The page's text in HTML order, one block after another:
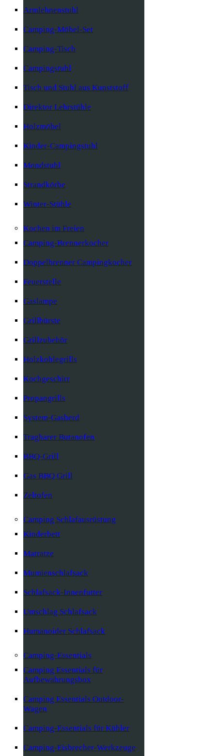
Armlehnenstuhl
Camping-Möbel-Set
Camping-Tisch
Campingstuhl
Tisch und Stuhl aus Kunststoff
Direktor Lehrstühle
Holzmöbel
Kinder-Campingstuhl
Mondstuhl
Strandkörbe
Winter-Stühle
Kochen im Freien
Camping-Brennerkocher
Doppelbrenner Campingkocher
Feuerstelle
Gaslampe
Grillbürste
Grillzubehör
Holzkohlegrills
Kochgeschirr
Propangrills
System-Gasherd
Tragbarer Butanofen
BBQ-Grill
Gas BBQ Grill
Zeltofen
Camping Schlafausrüstung
Kinderbett
Matratze
Mumienschlafsack
Schlafsack-Innenfutter
Umschlag Schlafsack
Humanoider Schlafsack
Camping-Essentials
Camping Essentials für
Aufbewahrungsbox
Camping Essentials Outdoor-
Wagen
Camping-Essentials für Kühler
Camping-Eisbrecher-Werkzeuge